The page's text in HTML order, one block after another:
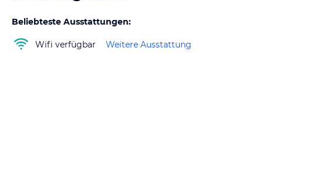
Beliebteste Ausstattungen:
Wifi verfügbar Weitere Ausstattung